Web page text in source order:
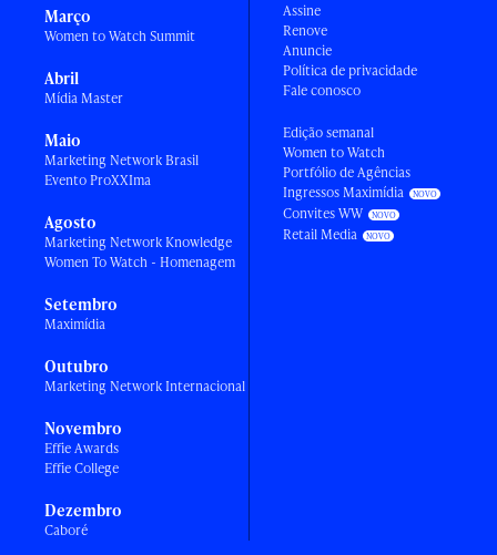
Março
Women to Watch Summit
Abril
Mídia Master
Maio
Marketing Network Brasil
Evento ProXXIma
Agosto
Marketing Network Knowledge
Women To Watch - Homenagem
Setembro
Maximídia
Outubro
Marketing Network Internacional
Novembro
Effie Awards
Effie College
Dezembro
Caboré
Assine
Renove
Anuncie
Política de privacidade
Fale conosco
Edição semanal
Women to Watch
Portfólio de Agências
Ingressos Maximídia
Convites WW
Retail Media